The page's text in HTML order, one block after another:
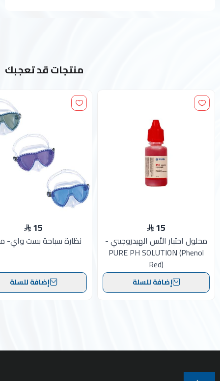
منتجات قد تعجبك
15
محلول اختبار الأس الهيدروجيني -
PURE PH SOLUTION (Phenol
Red)
إضافة للسلة
15
نظارة سباحة بست واي-
إضافة للسلة